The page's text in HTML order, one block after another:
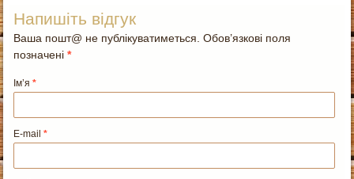
Напишіть відгук
Ваша пошт@ не публікуватиметься. Обов’язкові поля
позначені*
Ім’я*
E-mail*